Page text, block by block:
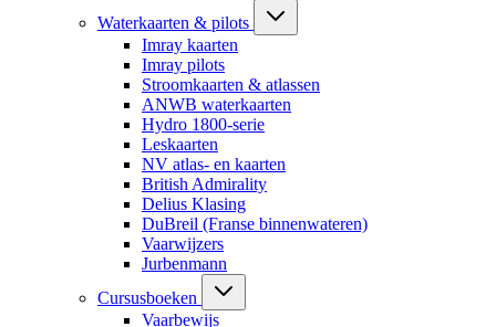
Waterkaarten & pilots
Imray kaarten
Imray pilots
Stroomkaarten & atlassen
ANWB waterkaarten
Hydro 1800-serie
Leskaarten
NV atlas- en kaarten
British Admirality
Delius Klasing
DuBreil (Franse binnenwateren)
Vaarwijzers
Jurbenmann
Cursusboeken
Vaarbewijs